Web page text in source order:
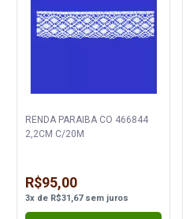
RENDA PARAIBA CO 466844
2,2CM C/20M
R$95,00
3x de R$31,67sem juros